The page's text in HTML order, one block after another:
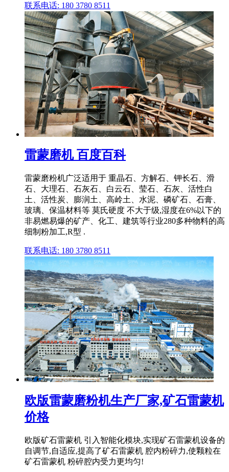
联系电话: 180 3780 8511
雷蒙磨机 百度百科
雷蒙磨粉机广泛适用于 重晶石、方解石、钾长石、滑
石、大理石、石灰石、白云石、莹石、石灰、活性白
土、活性炭、膨润土、高岭土、水泥、磷矿石、石膏、
玻璃、保温材料等 莫氏硬度 不大于级,湿度在6%以下的
非易燃易爆的矿产、化工、建筑等行业280多种物料的高
细制粉加工,R型 .
联系电话: 180 3780 8511
欧版雷蒙磨粉机生产厂家,矿石雷蒙机
价格
欧版矿石雷蒙机 引入智能化模块,实现矿石雷蒙机设备的
自调节,自适应,提高了矿石雷蒙机 腔内粉碎力,使颗粒在
矿石雷蒙机 粉碎腔内受力更均匀!